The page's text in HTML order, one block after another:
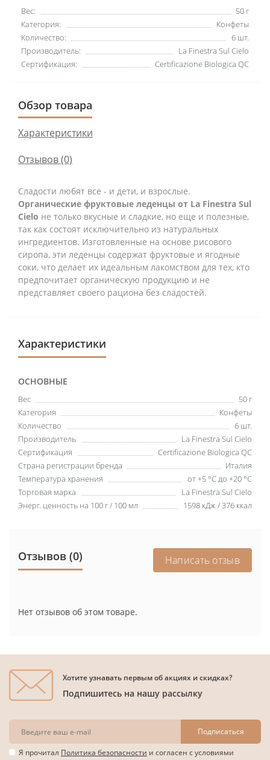
Вес:
50 г
Категория:
Конфеты
Количество:
6 шт.
Производитель:
La Finestra Sul Cielo
Сертификация:
Certificazione Biologica QC
Обзор товара
Характеристики
Отзывов (0)
Сладости любят все - и дети, и взрослые.
Органические фруктовые леденцы от La Finestra Sul
Cielo не только вкусные и сладкие, но еще и полезные,
так как состоят исключительно из натуральных
ингредиентов. Изготовленные на основе рисового
сиропа, эти леденцы содержат фруктовые и ягодные
соки, что делает их идеальным лакомством для тех, кто
предпочитает органическую продукцию и не
представляет своего рациона без сладостей.
Характеристики
ОСНОВНЫЕ
Вес
50 г
Категория
Конфеты
Количество
6 шт.
Производитель
La Finestra Sul Cielo
Сертификация
Certificazione Biologica QC
Страна регистрации бренда
Италия
Температура хранения
от +5 °C до +20 °C
Торговая марка
La Finestra Sul Cielo
Энерг. ценность на 100 г / 100 мл
1598 кДж / 376 ккал
Отзывов (0) Написать отзыв
Нет отзывов об этом товаре.
Хотите узнавать первым об акциях и скидках?
Подпишитесь на нашу рассылку
Подписаться
Я прочитал Политика безопасности и согласен с условиями